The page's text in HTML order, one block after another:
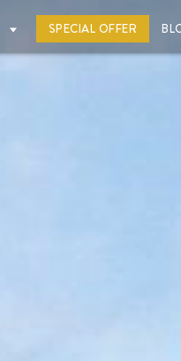
SPECIAL OFFER